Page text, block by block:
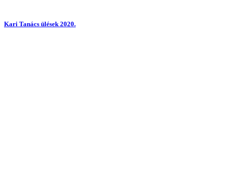
Kari Tanács ülések 2020.